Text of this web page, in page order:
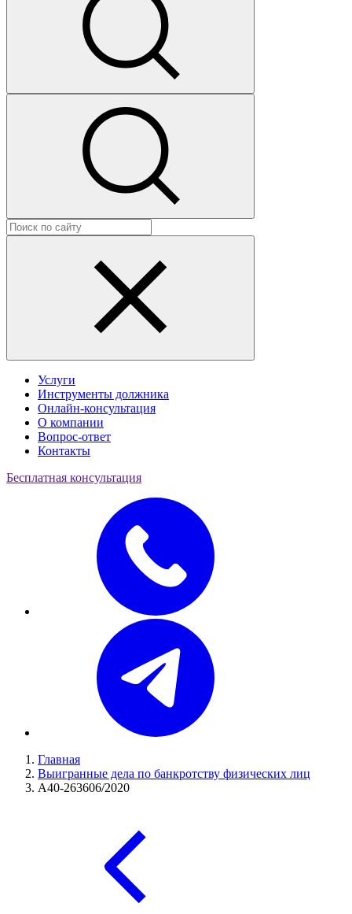
Услуги
Инструменты должника
Онлайн-консультация
О компании
Вопрос-ответ
Контакты
Бесплатная консультация
Главная
Выигранные дела по банкротству физических лиц
А40-263606/2020